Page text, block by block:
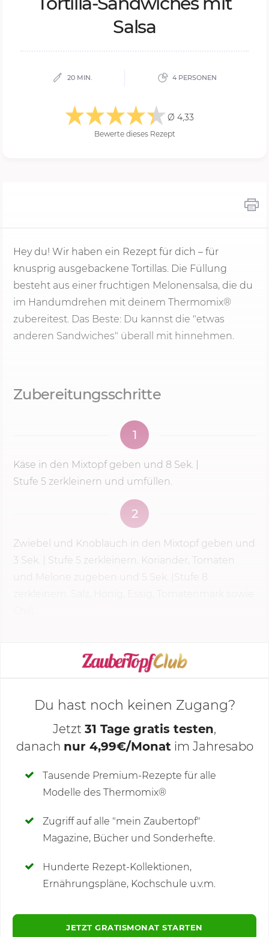
Sal­sa
20 MIN. 4 PERSONEN
Ø 4,33
Bewerte dieses Rezept
Hey du! Wir haben ein Rezept für dich – für
knusprig ausgebackene Tortillas. Die Füllung
besteht aus einer fruchtigen Melonensalsa, die du
im Handumdrehen mit deinem Thermomix®
zubereitest. Das Beste: Du kannst die "etwas
anderen Sandwiches" überall mit hinnehmen.
Zubereitungsschritte
1
Käse in den Mixtopf geben und 8 Sek.
Stufe 5 zerkleinern und umfüllen.
2
Zwiebel und Knoblauch in den Mixtopf geben und
3 Sek.
Stufe 5 zerkleinern. Koriander, Tomaten
und Melone zugeben und 5 Sek. |Stufe 8
KOCHMODUS STARTEN
Deine Notizen
Du hast noch keinen Zugang?
Jetzt 31 Tage gratis testen,
danach nur 4,99€/Monat im Jahresabo
Tausende Premium-Rezepte für alle
Modelle des Thermomix®
Zugriff auf alle "mein Zaubertopf"
Magazine, Bücher und Sonderhefte.
Hunderte Rezept-Kollektionen,
Ernährungspläne, Kochschule u.v.m.
JETZT GRATISMONAT STARTEN
Kommentare(1)